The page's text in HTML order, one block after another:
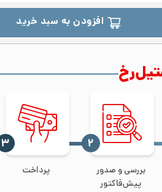
افزودن به سبد خرید
بررسی و صدور
پیش‌فاکتور
‍۲
پرداخت
‍۳